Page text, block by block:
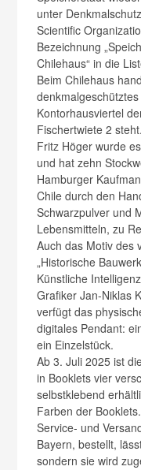
unter
Scientific
Bezeichnung
Chilehaus“ in die
Beim Chilehaus
Kontorhausviertel
Fischertwiete 2
Fritz Höger wurde
und hat zehn
Hamburger
Chile durch den
Schwarzpulver und
Lebensmitteln, zu
Auch das Motiv des
„Historische
Künstliche
Grafiker Jan-Niklas
verfügt das
digitales Pendant:
ein Einzelstück.
Ab 3. Juli 2025 ist
in Booklets vier
selbstklebend
Farben der
Service- und
Bayern, bestellt,
sondern sie wird